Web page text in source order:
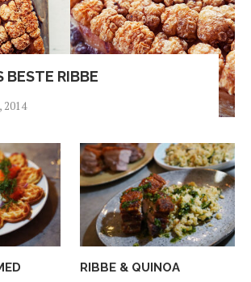
BESTE RIBBE
2014
RIBBE & QUINOA